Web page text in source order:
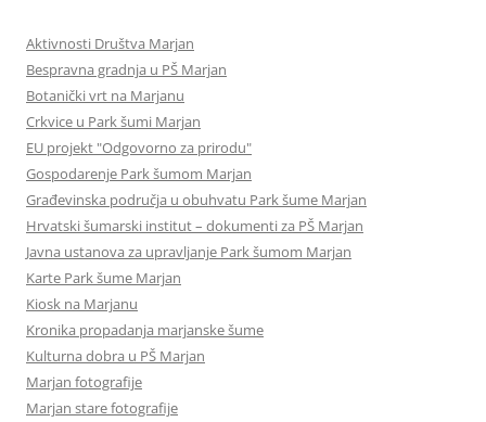
Aktivnosti Društva Marjan
Bespravna gradnja u PŠ Marjan
Botanički vrt na Marjanu
Crkvice u Park šumi Marjan
EU projekt "Odgovorno za prirodu"
Gospodarenje Park šumom Marjan
Građevinska područja u obuhvatu Park šume Marjan
Hrvatski šumarski institut – dokumenti za PŠ Marjan
Javna ustanova za upravljanje Park šumom Marjan
Karte Park šume Marjan
Kiosk na Marjanu
Kronika propadanja marjanske šume
Kulturna dobra u PŠ Marjan
Marjan fotografije
Marjan stare fotografije